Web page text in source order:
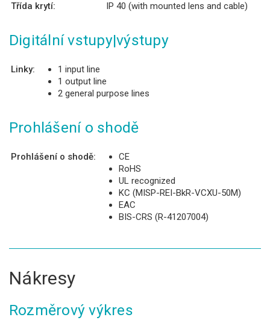
Třída krytí:
IP 40 (with mounted lens and cable)
Digitální vstupy|výstupy
Linky:
1 input line
1 output line
2 general purpose lines
Prohlášení o shodě
Prohlášení o shodě:
CE
RoHS
UL recognized
KC (MISP-REI-BkR-VCXU-50M)
EAC
BIS-CRS (R-41207004)
Nákresy
Rozměrový výkres